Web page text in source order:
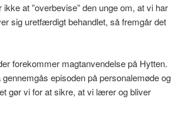
at ”overbevise” den unge om, at vi har
sig uretfærdigt behandlet, så fremgår det
forekommer magtanvendelse på Hytten.
episoden på personalemøde og
gør vi for at sikre, at vi lærer og bliver